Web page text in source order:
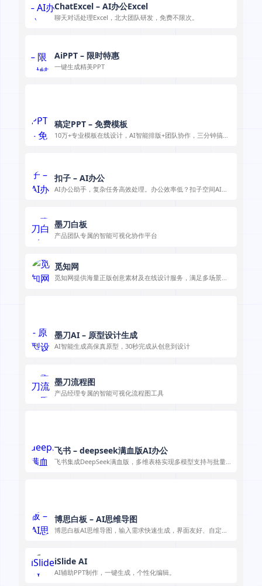
ChatExcel – AI办公Excel
聊天对话处理Excel，北大团队研发，免费不限次。
AiPPT – 限时特惠
一键生成精美PPT
稿定PPT – 免费模板
10万+专业模板在线设计，AI智能排版+团队协作，三分钟搞定
扣子 – AI办公
AI办公助手，复杂任务高效处理。办公效率低？扣子空间AI助
研、商业、舆情等领域的专家Agent 7x24小时响应，生活工作
墨刀白板
产品团队专属的智能可视化协作平台
觅知网
觅知网提供海量正版创意素材及在线设计服务，满足多场景需
墨刀AI – 原型设计生成
AI智能生成高保真原型，30秒完成从创意到设计
墨刀流程图
产品经理专属的智能可视化流程图工具
飞书 – deepseek满血版AI办公
飞书集成DeepSeek满血版，多维表格实现多模型支持与批量
博思白板 – AI思维导图
博思白板AI思维导图，输入需求快速生成，界面友好、自定义
iSlide AI
AI辅助PPT制作，一键生成，个性化编辑。